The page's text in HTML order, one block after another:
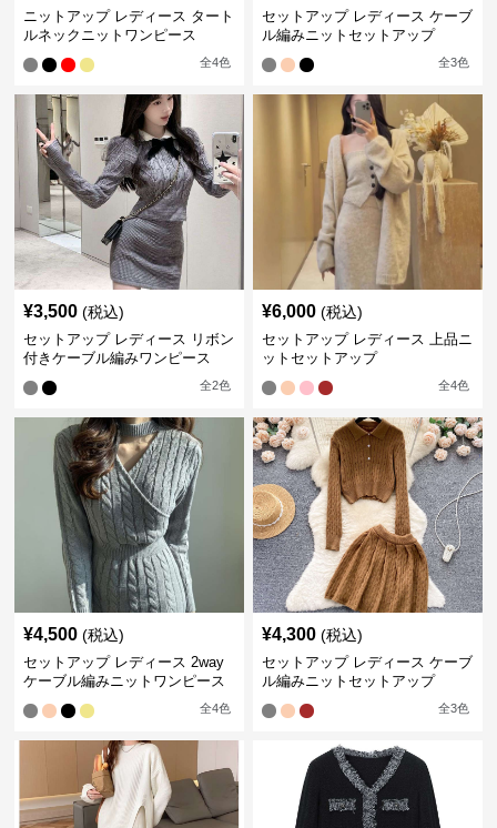
ニットアップ レディース タート
ルネックニットワンピース
全4色
セットアップ レディース ケーブ
ル編みニットセットアップ
全3色
¥3,500 (税込)
セットアップ レディース リボン
付きケーブル編みワンピース
全2色
¥6,000 (税込)
セットアップ レディース 上品ニ
ットセットアップ
全4色
¥4,500 (税込)
セットアップ レディース 2way
ケーブル編みニットワンピース
全4色
¥4,300 (税込)
セットアップ レディース ケーブ
ル編みニットセットアップ
全3色